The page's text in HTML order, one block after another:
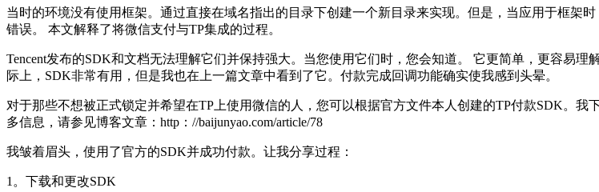
当时的环境没有使用框架。通过直接在域名指出的目录下创建一个新目录来实现。但是，当应用于框架
错误。 本文解释了将微信支付与TP集成的过程。
Tencent发布的SDK和文档无法理解它们并保持强大。当您使用它们时，您会知道。 它更简单，更容易
际上，SDK非常有用，但是我也在上一篇文章中看到了它。付款完成回调功能确实使我感到头晕。
对于那些不想被正式锁定并希望在TP上使用微信的人，您可以根据官方文件本人创建的TP付款SDK。
多信息，请参见博客文章：http：//baijunyao.com/article/78
我皱着眉头，使用了官方的SDK并成功付款。让我分享过程：
1。下载和更改SDK